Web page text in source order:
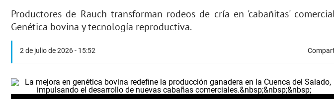
Productores de Rauch transforman rodeos de cría en 'cabañitas'
Genética bovina y tecnología reproductiva.
2 de julio de 2026 - 15:52